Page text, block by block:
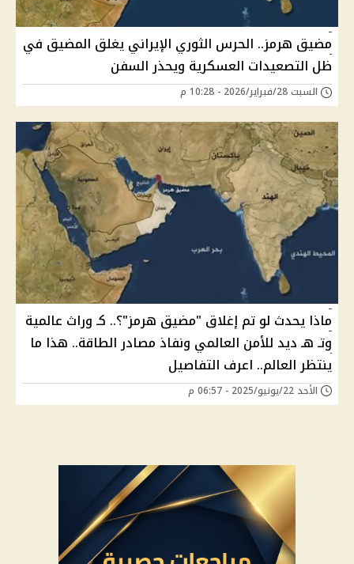
مضيق هرمز.. الحرس الثوري الإيراني يغلق المضيق في
ظل التصعيدات العسكرية ويحذر السفن
السبت 28/فبراير/2026 - 10:28 م
ماذا يحدث لو تم إغلاق "مضيق هرمز"؟.. كـ وراث عالمية
وتـ هـ ديد للأمن العالمي ونفاذ مصادر الطاقة.. هذا ما
ينتظر العالم.. اعرف التفاصيل
الأحد 22/يونيو/2025 - 06:57 م